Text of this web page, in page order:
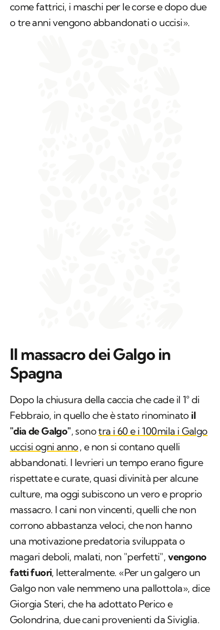
come fattrici, i maschi per le corse e dopo due
o tre anni vengono abbandonati o uccisi».
Il massacro dei Galgo in
Spagna
Dopo la chiusura della caccia che cade il 1° di
Febbraio, in quello che è stato rinominato il
"dia de Galgo", sonotra i 60 e i 100mila i Galgo
uccisi ogni anno, e non si contano quelli
abbandonati. I levrieri un tempo erano figure
rispettate e curate, quasi divinità per alcune
culture, ma oggi subiscono un vero e proprio
massacro. I cani non vincenti, quelli che non
corrono abbastanza veloci, che non hanno
una motivazione predatoria sviluppata o
magari deboli, malati, non "perfetti", vengono
fatti fuori, letteralmente. «Per un galgero un
Galgo non vale nemmeno una pallottola», dice
Giorgia Steri, che ha adottato Perico e
Golondrina, due cani provenienti da Siviglia.